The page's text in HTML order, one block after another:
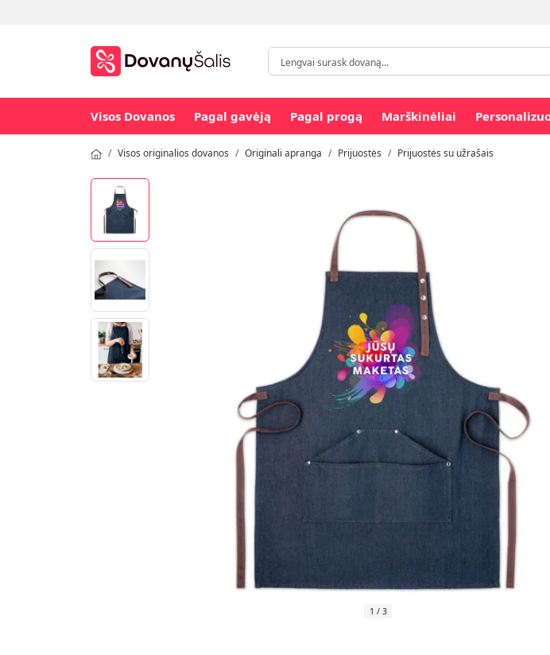
Visos Dovanos Pagal gavėją Pagal progą Marškinėliai
Visos originalios dovanos Originali apranga Prijuostės Prijuostės su užrašais
1 / 3